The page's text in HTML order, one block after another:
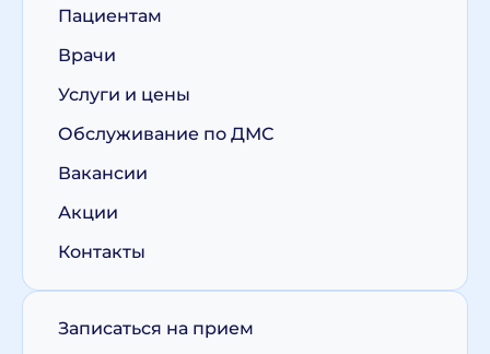
Пациентам
Врачи
Услуги и цены
Обслуживание по ДМС
Вакансии
Акции
Контакты
Записаться на прием